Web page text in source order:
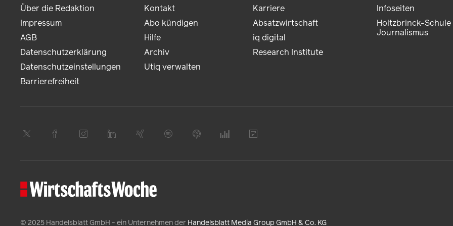
Über die Redaktion
Impressum
AGB
Datenschutzerklärung
Datenschutzeinstellungen
Barrierefreiheit
Kontakt
Abo kündigen
Hilfe
Archiv
Utiq verwalten
Karriere
Absatzwirtschaft
iq digital
Research Institute
Infoseiten
Holtzbrinck-
Journalismus
© 2025 Handelsblatt GmbH - ein Unternehmen der Handelsblatt Media Group GmbH & Co. KG